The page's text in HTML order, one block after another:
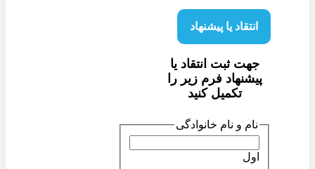
انتقاد یا پیشنهاد
جهت ثبت انتقاد یا
پیشنهاد فرم زیر را
تکمیل کنید
نام و نام خانوادگی